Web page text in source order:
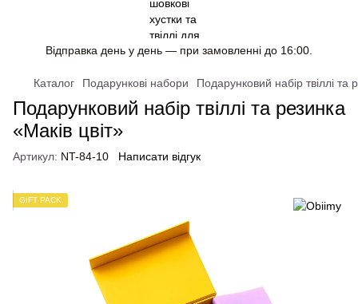
Відправка день у день — при замовленні до 16:00.
Каталог Подарункові набори Подарунковий набір твіллі та
Подарунковий набір твіллі та резинка
«Маків цвіт»
Артикул: NT-84-10 Написати відгук
GIFT PACK